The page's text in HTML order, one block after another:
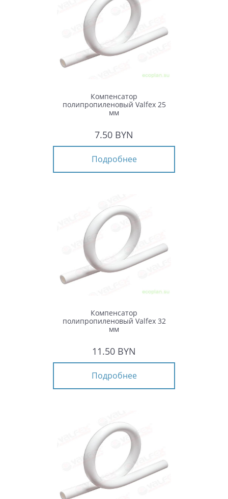
Компенсатор
полипропиленовый Valfex 25
мм
7.50 BYN
Подробнее
Компенсатор
полипропиленовый Valfex 32
мм
11.50 BYN
Подробнее